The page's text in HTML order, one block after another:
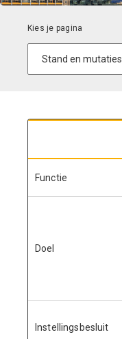
Functie
Doel
Instellingsbesluit